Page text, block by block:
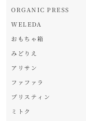
ORGANIC PRESS
WELEDA
おもちゃ箱
みどりえ
アリサン
ファファラ
プリスティン
ミトク